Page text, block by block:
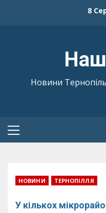
8
Новини
Primary
НОВИНИ ТЕРНОПІЛЛЯ
У кількох